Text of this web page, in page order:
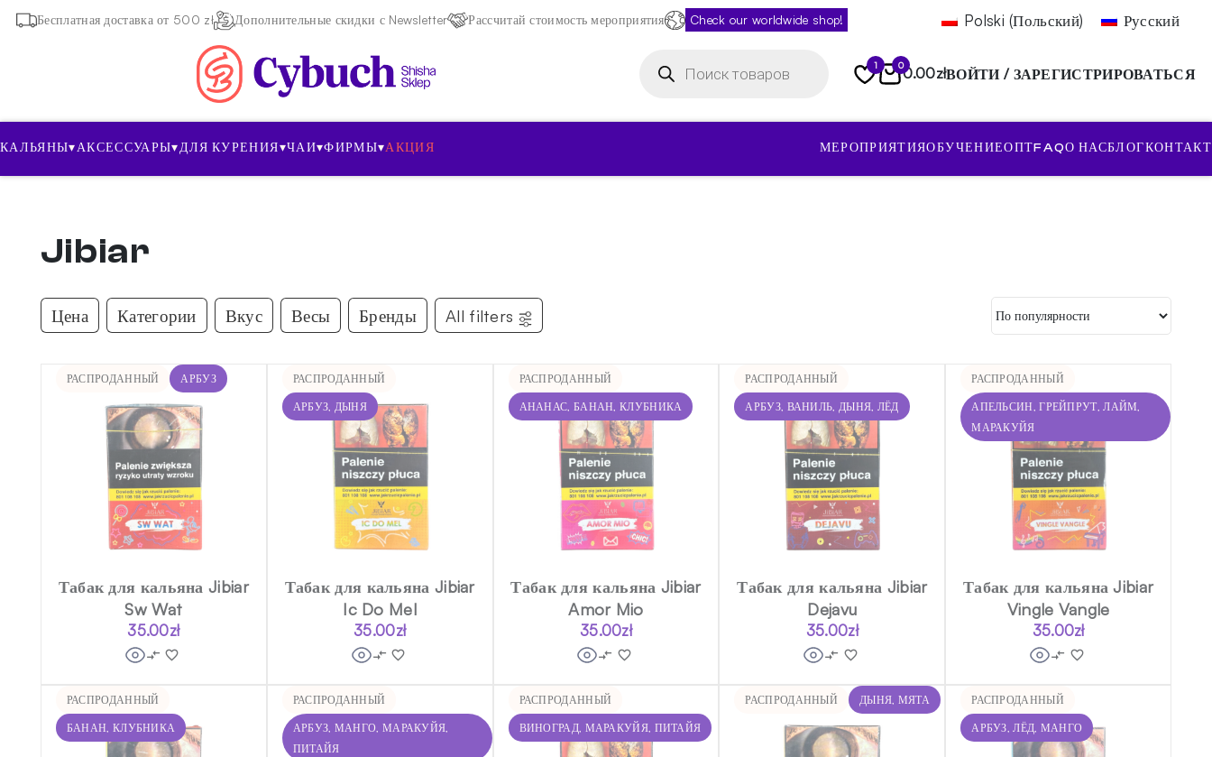
Бесплатная доставка от 500 zł Дополнительные скидки с Newsletter Рассчитай стоимость мероприятия Check our worldwide shop! Polski (Польский)
Русский
товаров 1 00.00złВОЙТИ / ЗАРЕГИСТРИРОВАТЬСЯ
КАЛЬЯНЫ▾АКСЕССУАРЫ▾ДЛЯ КУРЕНИЯ▾ЧАИ▾ФИРМЫ▾АКЦИЯ МЕРОПРИЯТИЯОБУЧЕНИЕОПТFAQО НАСБЛОГКОНТАКТ
Jibiar
Цена Категории Вкус Весы Бренды All filters
РАСПРОДАННЫЙ АРБУЗ
Табак для кальяна Jibiar
Sw Wat
35.00zł
РАСПРОДАННЫЙ
АРБУЗ, ДЫНЯ
Табак для кальяна Jibiar
Ic Do Mel
35.00zł
РАСПРОДАННЫЙ
АНАНАС, БАНАН, КЛУБНИКА
Табак для кальяна Jibiar
Amor Mio
35.00zł
РАСПРОДАННЫЙ
АРБУЗ, ВАНИЛЬ, ДЫНЯ, ЛЁД
Табак для кальяна Jibiar
Dejavu
35.00zł
РАСПРОДАННЫЙ
АПЕЛЬСИН, ГРЕЙПРУТ, ЛАЙМ,
МАРАКУЙЯ
Табак для кальяна Jibiar
Vingle Vangle
35.00zł
РАСПРОДАННЫЙ
БАНАН, КЛУБНИКА
РАСПРОДАННЫЙ
АРБУЗ, МАНГО, МАРАКУЙЯ,
ПИТАЙЯ
РАСПРОДАННЫЙ
ВИНОГРАД, МАРАКУЙЯ, ПИТАЙЯ
РАСПРОДАННЫЙ ДЫНЯ, МЯТА РАСПРОДАННЫЙ
АРБУЗ, ЛЁД, МАНГО